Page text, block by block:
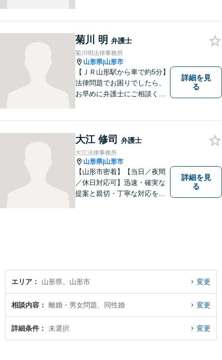
菊川 明 弁護士
菊川明法律事務所
山形県|山形市
【ＪＲ山形駅から車で約5分】
法律問題でお困りでしたら、
お早めに弁護士にご相談くだ
詳細を見
る
大江 修司 弁護士
大江法律事務所
山形県|山形市
【山形市密着】【当日／夜間
／休日対応可】迅速・確実な
提案と親切・丁寧な対応をい
伝いをいたします。
詳細を見
る
エリア 山形県、山形市 変更
相談内容 離婚・男女問題、同性婚 変更
詳細条件 未選択 変更